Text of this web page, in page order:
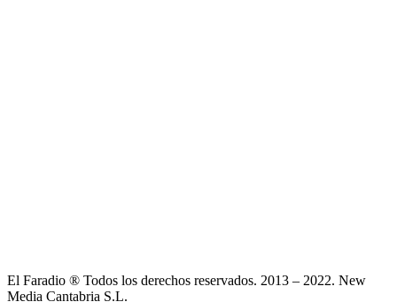
El Faradio ® Todos los derechos reservados. 2013 – 2022. New
Media Cantabria S.L.